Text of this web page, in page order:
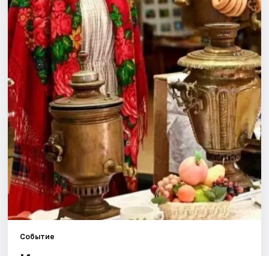
Города
Площадки
Артисты
Рейтинги
Событие